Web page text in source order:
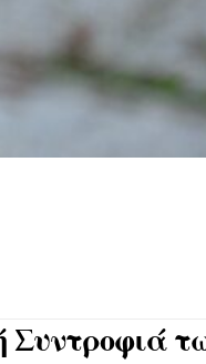
Συντροφιά